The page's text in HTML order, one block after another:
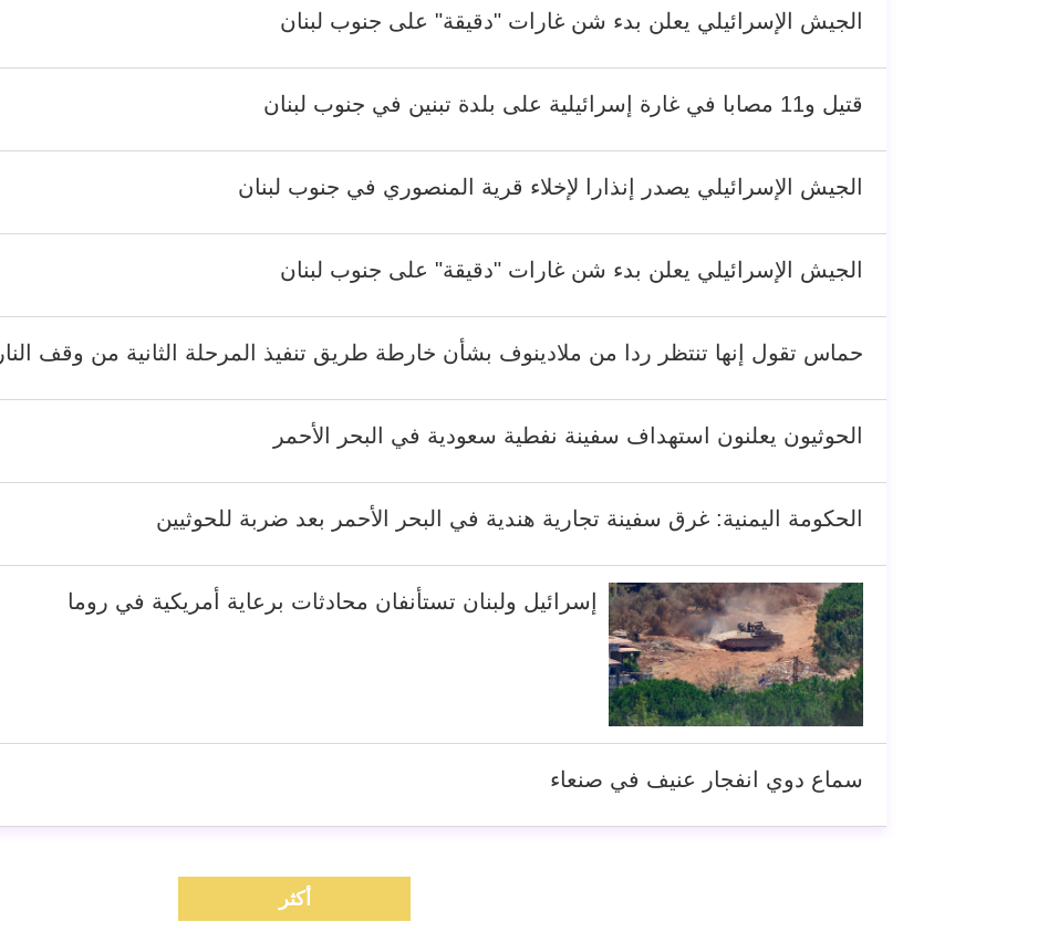
الجيش الإسرائيلي يعلن بدء شن غارات "دقيقة" على جنوب لبنان
قتيل و11 مصابا في غارة إسرائيلية على بلدة تبنين في جنوب لبنان
الجيش الإسرائيلي يصدر إنذارا لإخلاء قرية المنصوري في جنوب لبنان
الجيش الإسرائيلي يعلن بدء شن غارات "دقيقة" على جنوب لبنان
حماس تقول إنها تنتظر ردا من ملادينوف بشأن خارطة طريق تنفيذ المرحلة الثانية من وقف النار
الحوثيون يعلنون استهداف سفينة نفطية سعودية في البحر الأحمر
الحكومة اليمنية: غرق سفينة تجارية هندية في البحر الأحمر بعد ضربة للحوثيين
إسرائيل ولبنان تستأنفان محادثات برعاية أمريكية في روما
سماع دوي انفجار عنيف في صنعاء
أكثر